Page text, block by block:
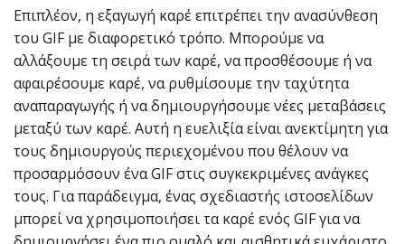
Επιπλέον, η εξαγωγή καρέ επιτρέπει την ανασύνθεση
του GIF με διαφορετικό τρόπο. Μπορούμε να
αλλάξουμε τη σειρά των καρέ, να προσθέσουμε ή να
αφαιρέσουμε καρέ, να ρυθμίσουμε την ταχύτητα
αναπαραγωγής ή να δημιουργήσουμε νέες μεταβάσεις
μεταξύ των καρέ. Αυτή η ευελιξία είναι ανεκτίμητη για
τους δημιουργούς περιεχομένου που θέλουν να
προσαρμόσουν ένα GIF στις συγκεκριμένες ανάγκες
τους. Για παράδειγμα, ένας σχεδιαστής ιστοσελίδων
μπορεί να χρησιμοποιήσει τα καρέ ενός GIF για να